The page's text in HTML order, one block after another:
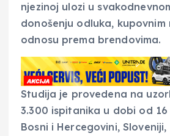
njezinoj ulozi u
donošenju odluka, kupovnim
odnosu prema brendovima.
Studija je provedena na
3.300 ispitanika u dobi od
Bosni i Hercegovini,